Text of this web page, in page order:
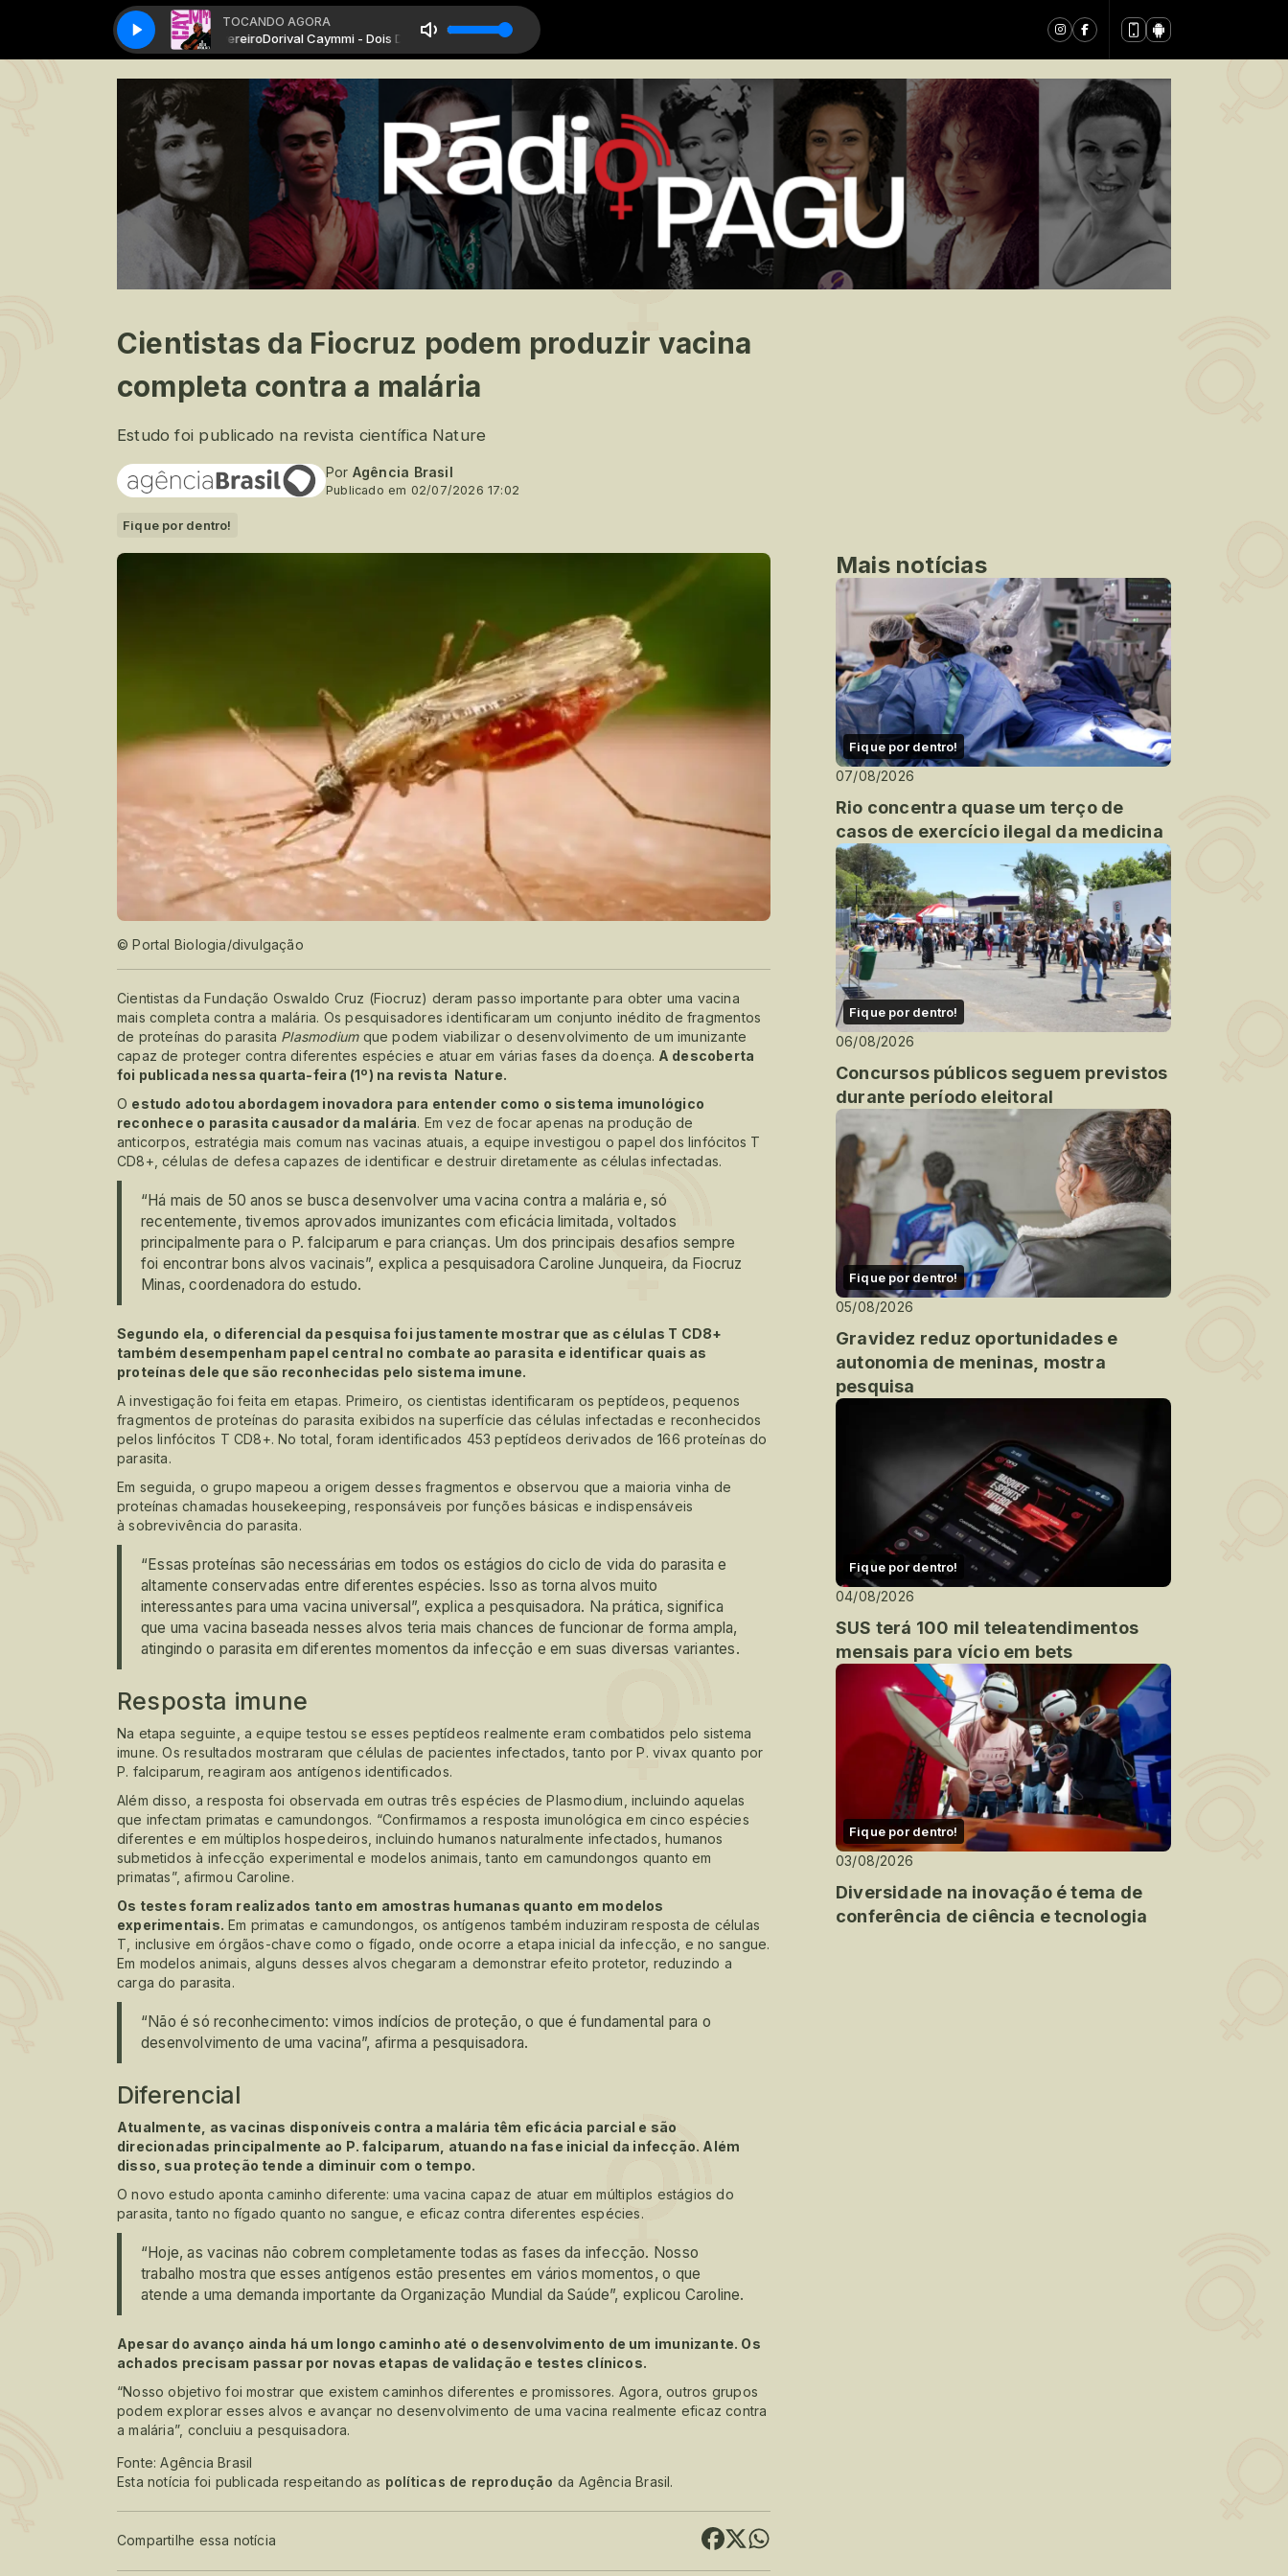
TOCANDO AGORA
Dorival Caymmi - Dois De FevereiroDorival Caymmi - Dois De Fevereiro
Cientistas da Fiocruz podem produzir vacina
completa contra a malária
Estudo foi publicado na revista científica Nature
Por Agência Brasil
Publicado em 02/07/2026 17:02
Fique por dentro!
© Portal Biologia/divulgação
Cientistas da Fundação Oswaldo Cruz (Fiocruz) deram passo importante para obter uma vacina
mais completa contra a malária. Os pesquisadores identificaram um conjunto inédito de fragmentos
de proteínas do parasita Plasmodiumque podem viabilizar o desenvolvimento de um imunizante
capaz de proteger contra diferentes espécies e atuar em várias fases da doença. A descoberta
foi publicada nessa quarta-feira (1º) na revista Nature.
O estudo adotou abordagem inovadora para entender como o sistema imunológico
reconhece o parasita causador da malária. Em vez de focar apenas na produção de
anticorpos, estratégia mais comum nas vacinas atuais, a equipe investigou o papel dos linfócitos T
CD8+, células de defesa capazes de identificar e destruir diretamente as células infectadas.
“Há mais de 50 anos se busca desenvolver uma vacina contra a malária e, só
recentemente, tivemos aprovados imunizantes com eficácia limitada, voltados
principalmente para o P. falciparum e para crianças. Um dos principais desafios sempre
foi encontrar bons alvos vacinais”, explica a pesquisadora Caroline Junqueira, da Fiocruz
Minas, coordenadora do estudo.
Segundo ela, o diferencial da pesquisa foi justamente mostrar que as células T CD8+
também desempenham papel central no combate ao parasita e identificar quais as
proteínas dele que são reconhecidas pelo sistema imune.
A investigação foi feita em etapas. Primeiro, os cientistas identificaram os peptídeos, pequenos
fragmentos de proteínas do parasita exibidos na superfície das células infectadas e reconhecidos
pelos linfócitos T CD8+. No total, foram identificados 453 peptídeos derivados de 166 proteínas do
parasita.
Em seguida, o grupo mapeou a origem desses fragmentos e observou que a maioria vinha de
proteínas chamadas housekeeping, responsáveis por funções básicas e indispensáveis
à sobrevivência do parasita.
“Essas proteínas são necessárias em todos os estágios do ciclo de vida do parasita e
altamente conservadas entre diferentes espécies. Isso as torna alvos muito
interessantes para uma vacina universal”, explica a pesquisadora. Na prática, significa
que uma vacina baseada nesses alvos teria mais chances de funcionar de forma ampla,
atingindo o parasita em diferentes momentos da infecção e em suas diversas variantes.
Resposta imune
Na etapa seguinte, a equipe testou se esses peptídeos realmente eram combatidos pelo sistema
imune. Os resultados mostraram que células de pacientes infectados, tanto por P. vivax quanto por
P. falciparum, reagiram aos antígenos identificados.
Além disso, a resposta foi observada em outras três espécies de Plasmodium, incluindo aquelas
que infectam primatas e camundongos. “Confirmamos a resposta imunológica em cinco espécies
diferentes e em múltiplos hospedeiros, incluindo humanos naturalmente infectados, humanos
submetidos à infecção experimental e modelos animais, tanto em camundongos quanto em
primatas”, afirmou Caroline.
Os testes foram realizados tanto em amostras humanas quanto em modelos
experimentais. Em primatas e camundongos, os antígenos também induziram resposta de células
T, inclusive em órgãos-chave como o fígado, onde ocorre a etapa inicial da infecção, e no sangue.
Em modelos animais, alguns desses alvos chegaram a demonstrar efeito protetor, reduzindo a
carga do parasita.
“Não é só reconhecimento: vimos indícios de proteção, o que é fundamental para o
desenvolvimento de uma vacina”, afirma a pesquisadora.
Diferencial
Atualmente, as vacinas disponíveis contra a malária têm eficácia parcial e são
direcionadas principalmente ao P. falciparum, atuando na fase inicial da infecção. Além
disso, sua proteção tende a diminuir com o tempo.
O novo estudo aponta caminho diferente: uma vacina capaz de atuar em múltiplos estágios do
parasita, tanto no fígado quanto no sangue, e eficaz contra diferentes espécies.
“Hoje, as vacinas não cobrem completamente todas as fases da infecção. Nosso
trabalho mostra que esses antígenos estão presentes em vários momentos, o que
atende a uma demanda importante da Organização Mundial da Saúde”, explicou Caroline.
Apesar do avanço ainda há um longo caminho até o desenvolvimento de um imunizante. Os
achados precisam passar por novas etapas de validação e testes clínicos.
“Nosso objetivo foi mostrar que existem caminhos diferentes e promissores. Agora, outros grupos
podem explorar esses alvos e avançar no desenvolvimento de uma vacina realmente eficaz contra
a malária”, concluiu a pesquisadora.
Fonte: Agência Brasil
Esta notícia foi publicada respeitando as políticas de reprodução da Agência Brasil.
Compartilhe essa notícia
Mais notícias
Fique por dentro!
07/08/2026
Rio concentra quase um terço de
casos de exercício ilegal da medicina
Fique por dentro!
06/08/2026
Concursos públicos seguem previstos
durante período eleitoral
Fique por dentro!
05/08/2026
Gravidez reduz oportunidades e
autonomia de meninas, mostra
pesquisa
Fique por dentro!
04/08/2026
SUS terá 100 mil teleatendimentos
mensais para vício em bets
Fique por dentro!
03/08/2026
Diversidade na inovação é tema de
conferência de ciência e tecnologia